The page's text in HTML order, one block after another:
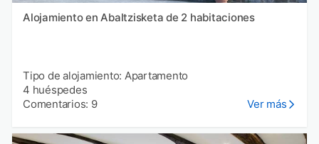
Alojamiento en Abaltzisketa de 2 habitaciones
Tipo de alojamiento: Apartamento
4 huéspedes
Comentarios: 9
Ver más